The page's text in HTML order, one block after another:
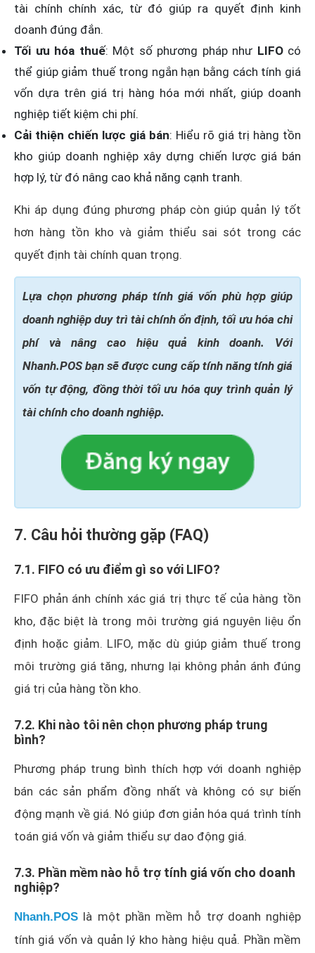
tài chính chính xác, từ đó giúp ra quyết định kinh
doanh đúng đắn.
Tối ưu hóa thuế: Một số phương pháp như LIFOcó
thể giúp giảm thuế trong ngắn hạn bằng cách tính giá
vốn dựa trên giá trị hàng hóa mới nhất, giúp doanh
nghiệp tiết kiệm chi phí.
Cải thiện chiến lược giá bán: Hiểu rõ giá trị hàng tồn
kho giúp doanh nghiệp xây dựng chiến lược giá bán
hợp lý, từ đó nâng cao khả năng cạnh tranh.
Khi áp dụng đúng phương pháp còn giúp quản lý tốt
hơn hàng tồn kho và giảm thiểu sai sót trong các
quyết định tài chính quan trọng.
Lựa chọn phương pháp tính giá vốn phù hợp giúp
doanh nghiệp duy trì tài chính ổn định, tối ưu hóa chi
phí và nâng cao hiệu quả kinh doanh. Với
Nhanh.POS bạn sẽ được cung cấp tính năng tính giá
vốn tự động, đồng thời tối ưu hóa quy trình quản lý
tài chính cho doanh nghiệp.
7. Câu hỏi thường gặp (FAQ)
7.1. FIFO có ưu điểm gì so với LIFO?
FIFO phản ánh chính xác giá trị thực tế của hàng tồn
kho, đặc biệt là trong môi trường giá nguyên liệu ổn
định hoặc giảm. LIFO, mặc dù giúp giảm thuế trong
môi trường giá tăng, nhưng lại không phản ánh đúng
giá trị của hàng tồn kho.
7.2. Khi nào tôi nên chọn phương pháp trung
bình?
Phương pháp trung bình thích hợp với doanh nghiệp
bán các sản phẩm đồng nhất và không có sự biến
động mạnh về giá. Nó giúp đơn giản hóa quá trình tính
toán giá vốn và giảm thiểu sự dao động giá.
7.3. Phần mềm nào hỗ trợ tính giá vốn cho doanh
nghiệp?
Nhanh.POS là một phần mềm hỗ trợ doanh nghiệp
tính giá vốn và quản lý kho hàng hiệu quả. Phần mềm